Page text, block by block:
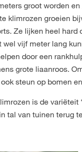
groot worden
klimrozen groeien
Ze lijken heel hard
vijf meter lang
door een
grote liaanroos.
steun op bomen
is de variëteit
tal van tuinen terug